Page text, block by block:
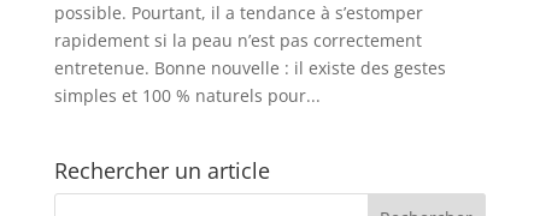
possible. Pourtant, il a tendance à s’estomper
rapidement si la peau n’est pas correctement
entretenue. Bonne nouvelle : il existe des gestes
simples et 100 % naturels pour...
Rechercher un article